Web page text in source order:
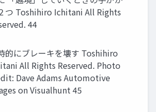
つ Toshihiro Ichitani All Rights
44
的にブレーキを壊す Toshihiro
All Rights Reserved. Photo
Dave Adams Automotive
on Visualhunt 45